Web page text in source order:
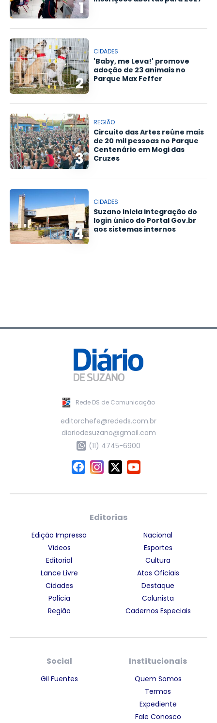
1
2
CIDADES
'Baby, me Leva!' promove
adoção de 23 animais no
Parque Max Feffer
3
REGIÃO
Circuito das Artes reúne mais
de 20 mil pessoas no Parque
Centenário em Mogi das
Cruzes
4
CIDADES
Suzano inicia integração do
login único do Portal Gov.br
aos sistemas internos
Rede DS de Comunicação
editorchefe@rededs.com.br
diariodesuzano@gmail.com
(11) 4745-6900
Editorias
Edição Impressa
Vídeos
Editorial
Lance Livre
Cidades
Polícia
Região
Nacional
Esportes
Cultura
Atos Oficiais
Destaque
Colunista
Cadernos Especiais
Social
Gil Fuentes
Institucionais
Quem Somos
Termos
Expediente
Fale Conosco